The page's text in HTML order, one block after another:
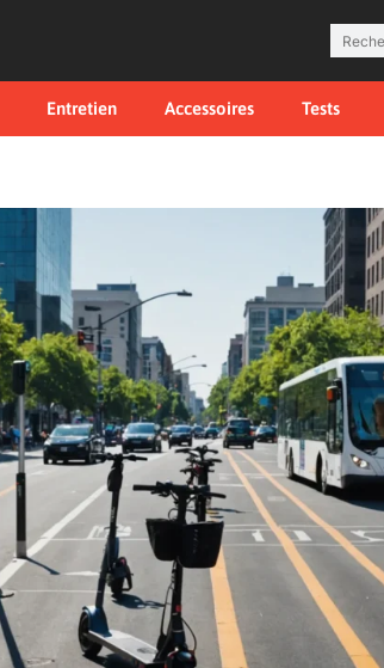
Entretien Accessoires Tests